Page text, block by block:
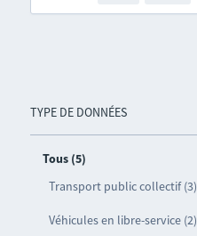
TYPE DE DONNÉES
Tous (5)
Transport public collectif (3)
Véhicules en libre-service (2)